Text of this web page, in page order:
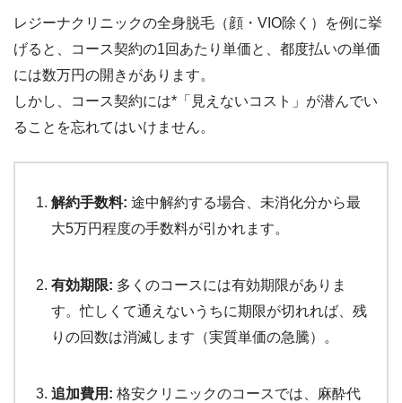
レジーナクリニックの全身脱毛（顔・VIO除く）を例に挙
げると、コース契約の1回あたり単価と、都度払いの単価
には数万円の開きがあります。
しかし、コース契約には*「見えないコスト」が潜んでい
ることを忘れてはいけません。
解約手数料: 途中解約する場合、未消化分から最
大5万円程度の手数料が引かれます。
有効期限: 多くのコースには有効期限がありま
す。忙しくて通えないうちに期限が切れれば、残
りの回数は消滅します（実質単価の急騰）。
追加費用: 格安クリニックのコースでは、麻酔代